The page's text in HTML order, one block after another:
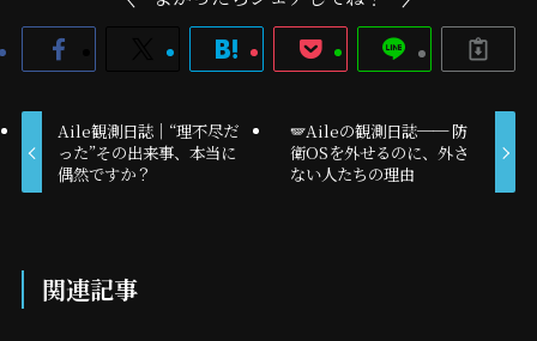
Aile観測日誌｜“理不尽だ
った”その出来事、本当に
偶然ですか？
🪽Aileの観測日誌── 防
衛OSを外せるのに、外さ
ない人たちの理由
関連記事